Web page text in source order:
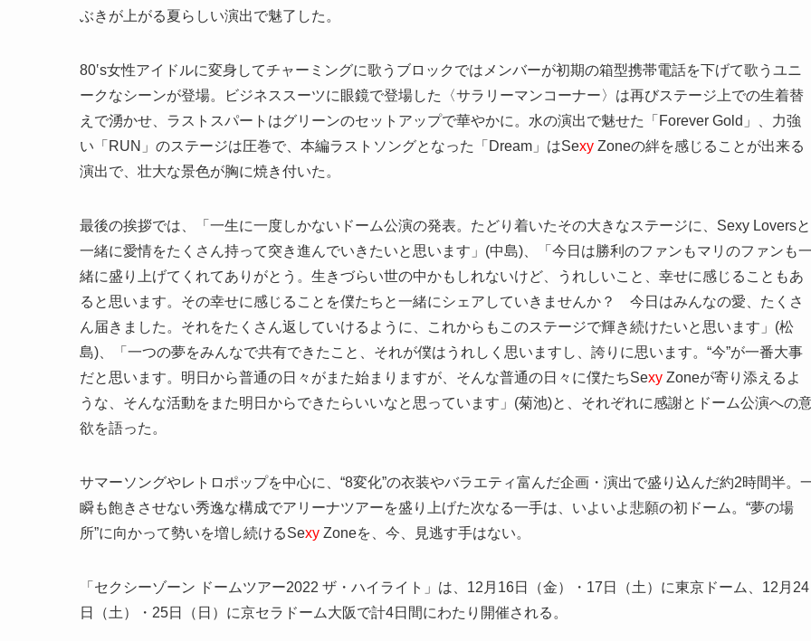
ぶきが上がる夏らしい演出で魅了した。
80‛s女性アイドルに変身してチャーミングに歌うブロックではメンバーが初期の箱型携帯電話を下げて歌うユニ
ークなシーンが登場。ビジネススーツに眼鏡で登場した〈サラリーマンコーナー〉は再びステージ上での生着替
えで湧かせ、ラストスパートはグリーンのセットアップで華やかに。水の演出で魅せた「Forever Gold」、力強
い「RUN」のステージは圧巻で、本編ラストソングとなった「Dream」はSexy Zoneの絆を感じることが出来る
演出で、壮大な景色が胸に焼き付いた。
最後の挨拶では、「一生に一度しかないドーム公演の発表。たどり着いたその大きなステージに、Sexy Loversと
一緒に愛情をたくさん持って突き進んでいきたいと思います」(中島)、「今日は勝利のファンもマリのファンも一
緒に盛り上げてくれてありがとう。生きづらい世の中かもしれないけど、うれしいこと、幸せに感じることもあ
ると思います。その幸せに感じることを僕たちと一緒にシェアしていきませんか？ 今日はみんなの愛、たくさ
ん届きました。それをたくさん返していけるように、これからもこのステージで輝き続けたいと思います」(松
島)、「一つの夢をみんなで共有できたこと、それが僕はうれしく思いますし、誇りに思います。“今”が一番大事
だと思います。明日から普通の日々がまた始まりますが、そんな普通の日々に僕たちSexy Zoneが寄り添えるよ
うな、そんな活動をまた明日からできたらいいなと思っています」(菊池)と、それぞれに感謝とドーム公演への
欲を語った。
サマーソングやレトロポップを中心に、“8変化”の衣装やバラエティ富んだ企画・演出で盛り込んだ約2時間半。
瞬も飽きさせない秀逸な構成でアリーナツアーを盛り上げた次なる一手は、いよいよ悲願の初ドーム。“夢の場
所”に向かって勢いを増し続けるSexy Zoneを、今、見逃す手はない。
「セクシーゾーン ドームツアー2022 ザ・ハイライト」は、12月16日（金）・17日（土）に東京ドーム、12月24
日（土）・25日（日）に京セラドーム大阪で計4日間にわたり開催される。